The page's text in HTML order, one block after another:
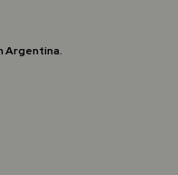
Argentina.